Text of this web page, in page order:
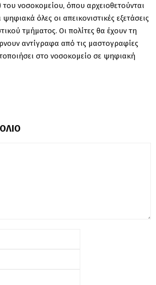
του νοσοκομείου, όπου αρχειοθετούνται
όλες οι απεικονιστικές εξετάσεις
τμήματος. Οι πολίτες θα έχουν τη
αντίγραφα από τις μαστογραφίες
στο νοσοκομείο σε ψηφιακή